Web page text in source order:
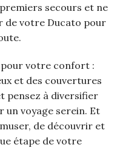
secours et ne
de votre Ducato pour
pour votre confort :
et des couvertures
pensez à diversifier
un voyage serein. Et
de découvrir et
étape de votre